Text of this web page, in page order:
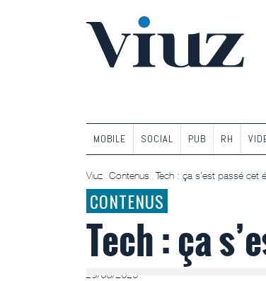
MOBILE SOCIAL PUB RH
Viuz Contenus Tech : ça s’est passé cet
CONTENUS
Tech : ça
29/08/2025